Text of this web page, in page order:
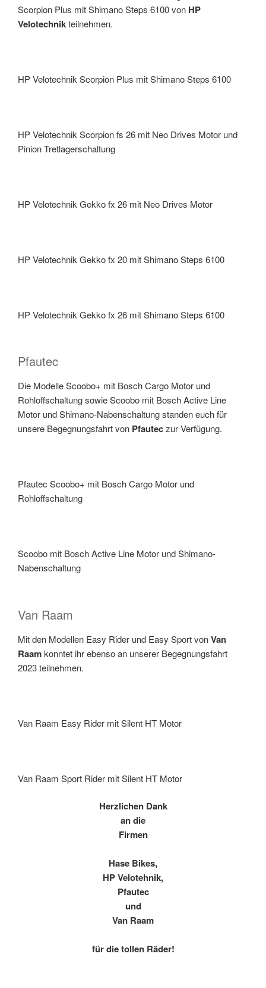
Scorpion Plus mit Shimano Steps 6100 von HP
Velotechnikteilnehmen.
HP Velotechnik Scorpion Plus mit Shimano Steps 6100
HP Velotechnik Scorpion fs 26 mit Neo Drives Motor und
Pinion Tretlagerschaltung
HP Velotechnik Gekko fx 26 mit Neo Drives Motor
HP Velotechnik Gekko fx 20 mit Shimano Steps 6100
HP Velotechnik Gekko fx 26 mit Shimano Steps 6100
Pfautec
Die Modelle Scoobo+ mit Bosch Cargo Motor und
Rohloffschaltung sowie Scoobo mit Bosch Active Line
Motor und Shimano-Nabenschaltung standen euch für
unsere Begegnungsfahrt von Pfauteczur Verfügung.
Pfautec Scoobo+ mit Bosch Cargo Motor und
Rohloffschaltung
Scoobo mit Bosch Active Line Motor und Shimano-
Nabenschaltung
Van Raam
Mit den Modellen Easy Rider und Easy Sport vonVan
Raamkonntet ihr ebenso an unserer Begegnungsfahrt
2023 teilnehmen.
Van Raam Easy Rider mit Silent HT Motor
Van Raam Sport Rider mit Silent HT Motor
Herzlichen Dank
an die
Firmen
Hase Bikes,
HP Velotehnik,
Pfautec
und
Van Raam
für die tollen Räder!